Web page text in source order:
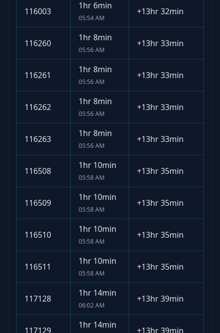
116003
1hr 6min
05:54 AM
+13hr 32min
116260
1hr 8min
05:56 AM
+13hr 33min
116261
1hr 8min
05:56 AM
+13hr 33min
116262
1hr 8min
05:56 AM
+13hr 33min
116263
1hr 8min
05:56 AM
+13hr 33min
116508
1hr 10min
05:58 AM
+13hr 35min
116509
1hr 10min
05:58 AM
+13hr 35min
116510
1hr 10min
05:58 AM
+13hr 35min
116511
1hr 10min
05:58 AM
+13hr 35min
117128
1hr 14min
06:02 AM
+13hr 39min
117129
1hr 14min
+13hr 39min